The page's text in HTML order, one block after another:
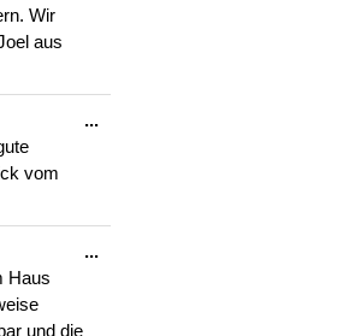
Wir
aus
vom
...
Haus
und die
...